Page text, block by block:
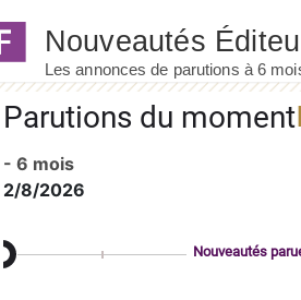
Parutions du moment
- 6 mois
2/8/2026
Nouveautés